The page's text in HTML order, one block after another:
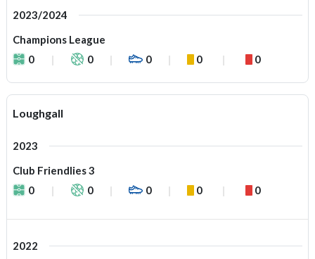
2023/2024
Champions League
0
0 0 0 0
Loughgall
2023
Club Friendlies 3
0
0 0 0 0
2022